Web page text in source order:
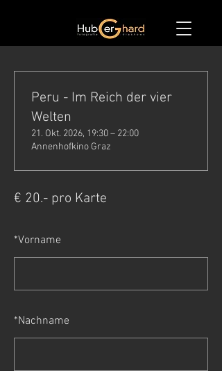
€ 20.- pro Karte
*Vorname
*Nachname
Peru - Im Reich der vier
Welten
21. Okt. 2026, 19:30 – 22:00
Annenhofkino Graz